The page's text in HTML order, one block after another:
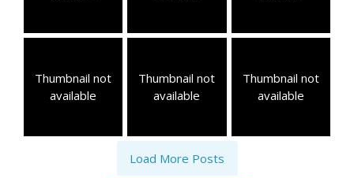
Thumbnail not
available
Thumbnail not
available
Thumbnail not
available
Load More Posts